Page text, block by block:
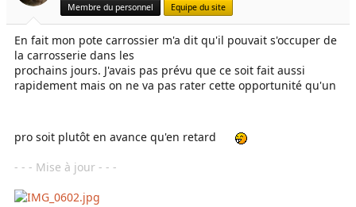
Membre du personnel Equipe du site
En fait mon pote carrossier m'a dit qu'il pouvait s'occuper de
la carrosserie dans les
prochains jours. J'avais pas prévu que ce soit fait aussi
rapidement mais on ne va pas rater cette opportunité qu'un
pro soit plutôt en avance qu'en retard
- - - Mise à jour - - -